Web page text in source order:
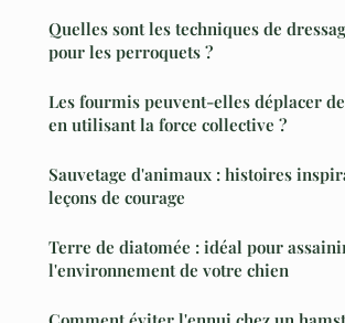
Quelles sont les techniques de
pour les perroquets ?
Les fourmis peuvent-elles déplacer
en utilisant la force collective ?
Sauvetage d'animaux : histoires
leçons de courage
Terre de diatomée : idéal pour
l'environnement de votre chien